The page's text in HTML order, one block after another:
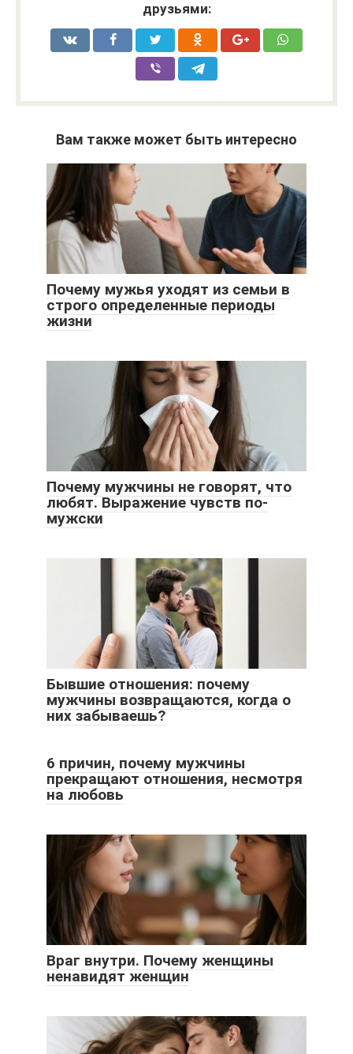
друзьями:
Вам также может быть интересно
Почему мужья уходят из семьи в
строго определенные периоды
жизни
Почему мужчины не говорят, что
любят. Выражение чувств по-
мужски
Бывшие отношения: почему
мужчины возвращаются, когда о
них забываешь?
6 причин, почему мужчины
прекращают отношения, несмотря
на любовь
Враг внутри. Почему женщины
ненавидят женщин